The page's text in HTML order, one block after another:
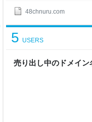
48chnuru.com
売り出し中のドメイン
5 USERS